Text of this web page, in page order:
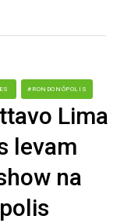
#RONDONÓPOLIS
Lima
levam
na